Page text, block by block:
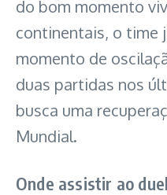
do bom momento
continentais, o time
momento de
duas partidas nos
busca uma
Mundial.
Onde assistir ao